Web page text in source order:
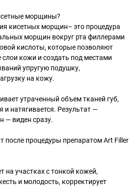
морщины?
кисетных морщин– это процедура
морщин вокруг рта филлерами
кислоты, которые позволяют
слои кожи и создать под местами
упругую подушку,
на кожу.
утраченный объем тканей губ,
и натягивается. Результат —
— виден сразу.
после процедуры препаратом Art Filler
на участках с тонкой кожей,
и молодость, корректирует